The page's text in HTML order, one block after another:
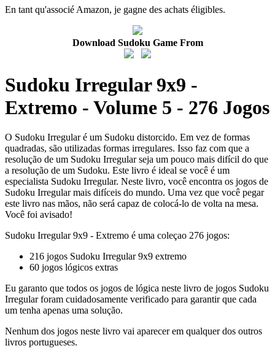
En tant qu'associé Amazon, je gagne des achats éligibles.
Download Sudoku Game From
Sudoku Irregular 9x9 -
Extremo - Volume 5 - 276 Jogos
O Sudoku Irregular é um Sudoku distorcido. Em vez de formas
quadradas, são utilizadas formas irregulares. Isso faz com que a
resolução de um Sudoku Irregular seja um pouco mais difícil do que
a resolução de um Sudoku. Este livro é ideal se você é um
especialista Sudoku Irregular. Neste livro, você encontra os jogos de
Sudoku Irregular mais difíceis do mundo. Uma vez que você pegar
este livro nas mãos, não será capaz de colocá-lo de volta na mesa.
Você foi avisado!
Sudoku Irregular 9x9 - Extremo é uma coleçao 276 jogos:
216 jogos Sudoku Irregular 9x9 extremo
60 jogos lógicos extras
Eu garanto que todos os jogos de lógica neste livro de jogos Sudoku
Irregular foram cuidadosamente verificado para garantir que cada
um tenha apenas uma solução.
Nenhum dos jogos neste livro vai aparecer em qualquer dos outros
livros portugueses.